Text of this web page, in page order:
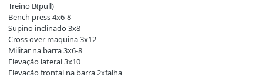
Treino B(pull)
Bench press 4x6-8
Supino inclinado 3x8
Cross over maquina 3x12
Militar na barra 3x6-8
Elevação lateral 3x10
Elevação frontal na barra 2xfalha